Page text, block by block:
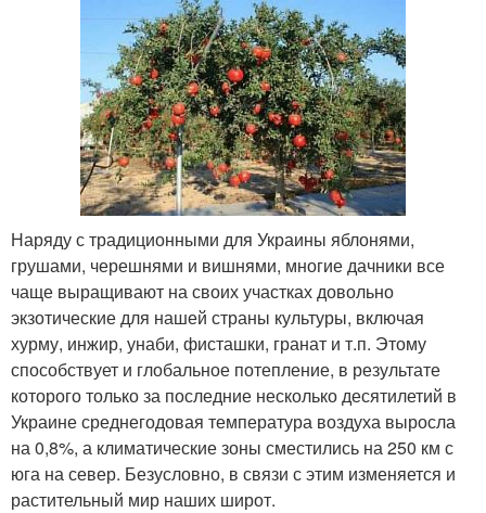
Наряду с традиционными для Украины яблонями,
грушами, черешнями и вишнями, многие дачники все
чаще выращивают на своих участках довольно
экзотические для нашей страны культуры, включая
хурму, инжир, унаби, фисташки, гранат и т.п. Этому
способствует и глобальное потепление, в результате
которого только за последние несколько десятилетий в
Украине среднегодовая температура воздуха выросла
на 0,8%, а климатические зоны сместились на 250 км с
юга на север. Безусловно, в связи с этим изменяется и
растительный мир наших широт.